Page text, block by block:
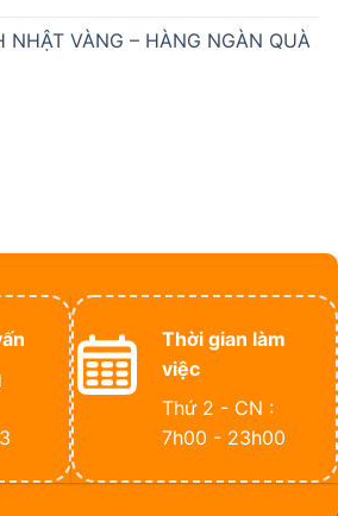
NHẬT VÀNG – HÀNG NGÀN QUÀ
Thời gian làm
việc
Thứ 2 - CN :
7h00 - 23h00